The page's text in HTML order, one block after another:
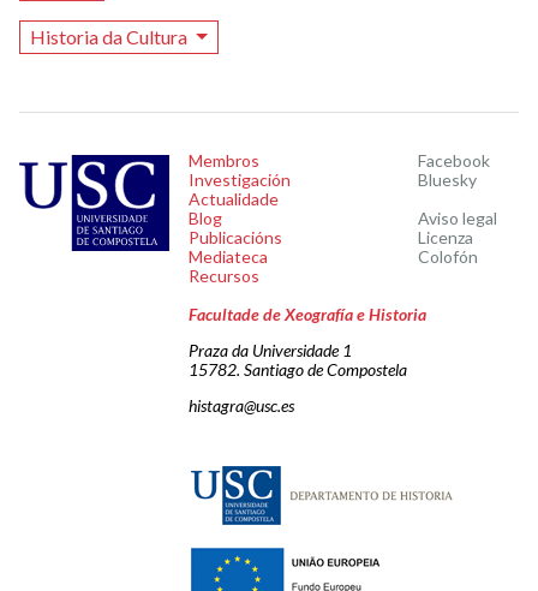
Historia da Cultura
Membros
Investigación
Actualidade
Blog
Publicacións
Mediateca
Recursos
Facebook
Bluesky
Aviso legal
Licenza
Colofón
Facultade de Xeografía e Historia
Praza da Universidade 1
15782. Santiago de Compostela
histagra@usc.es